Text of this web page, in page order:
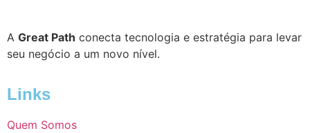
A Great Path conecta tecnologia e estratégia para levar
seu negócio a um novo nível.
Links
Quem Somos